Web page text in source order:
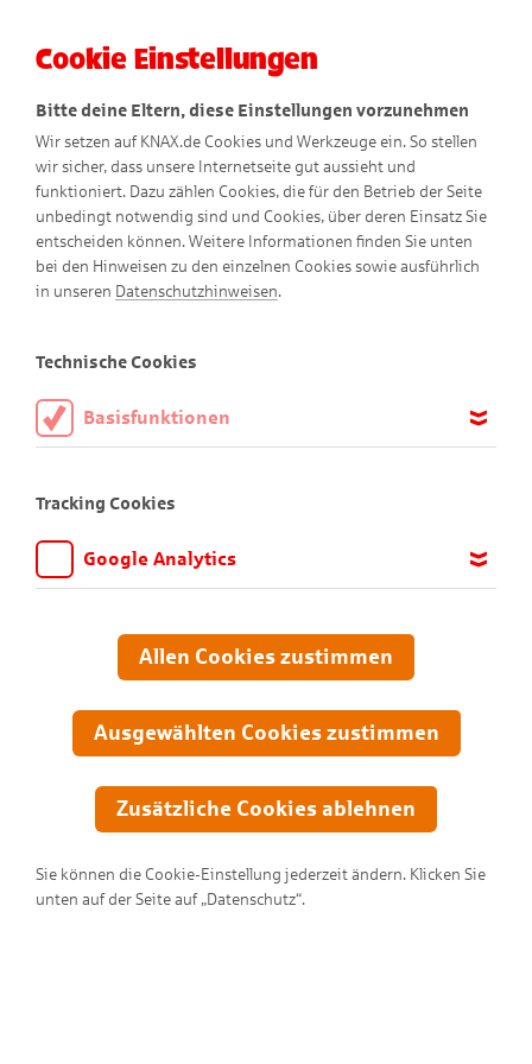
Der Geldtransport
Cookie Einstellungen
Bitte deine Eltern, diese Einstellungen vorzunehmen
Wir setzen auf KNAX.de Cookies und Werkzeuge ein. So stellen
wir sicher, dass unsere Internetseite gut aussieht und
funktioniert. Dazu zählen Cookies, die für den Betrieb der Seite
unbedingt notwendig sind und Cookies, über deren Einsatz Sie
entscheiden können. Weitere Informationen finden Sie unten
bei den Hinweisen zu den einzelnen Cookies sowie ausführlich
in unseren Datenschutzhinweisen.
Technische Cookies
Basisfunktionen
aktiviert sein.
Tracking Cookies
Google Analytics
anpassen und verbessern können. Aus diesem Grund nutzen wir
Google Analytics. Dieses Werkzeug erfasst die Seitenaufrufe zu
Übertragung anonymisiert.
Allen Cookies zustimmen
Ausgewählten Cookies zustimmen
Zusätzliche Cookies ablehnen
Sie können die Cookie-Einstellung jederzeit ändern. Klicken Sie
unten auf der Seite auf „Datenschutz“.